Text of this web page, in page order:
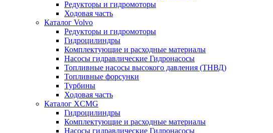
Редукторы и гидромоторы
Ходовая часть
Каталог Volvo
Редукторы и гидромоторы
Гидроцилиндры
Комплектующие и расходные материалы
Насосы гидравлические Гидронасосы
Топливные насосы высокого давления (ТНВД)
Топливные форсунки
Турбины
Ходовая часть
Каталог XCMG
Гидроцилиндры
Комплектующие и расходные материалы
Насосы гидравлические Гидронасосы